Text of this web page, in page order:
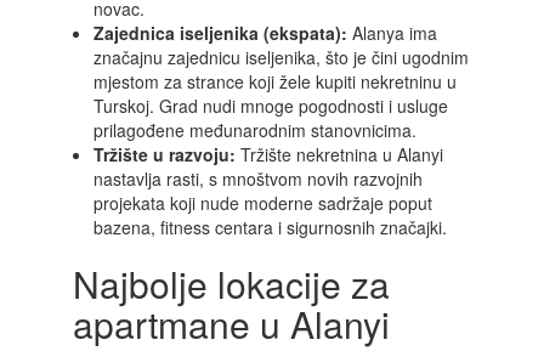
novac.
Zajednica iseljenika (ekspata): Alanya ima
značajnu zajednicu iseljenika, što je čini ugodnim
mjestom za strance koji žele kupiti nekretninu u
Turskoj. Grad nudi mnoge pogodnosti i usluge
prilagođene međunarodnim stanovnicima.
Tržište u razvoju: Tržište nekretnina u Alanyi
nastavlja rasti, s mnoštvom novih razvojnih
projekata koji nude moderne sadržaje poput
bazena, fitness centara i sigurnosnih značajki.
Najbolje lokacije za
apartmane u Alanyi